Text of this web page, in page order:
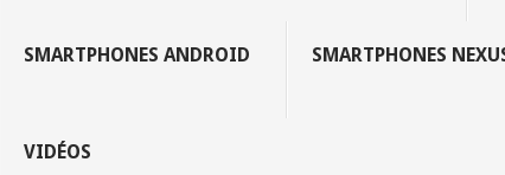
SMARTPHONES ANDROID SMARTPHONES
VIDÉOS